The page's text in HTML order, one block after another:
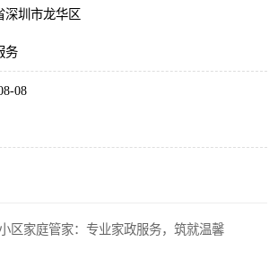
深圳市龙华区
务
08
区家庭管家：专业家政服务，筑就温馨